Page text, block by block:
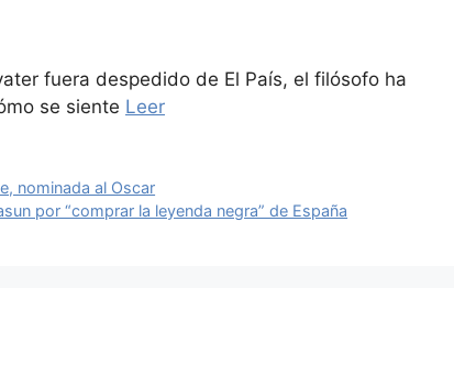
fuera despedido de El País, el filósofo ha
se siente Leer
nominada al Oscar
por “comprar la leyenda negra” de España